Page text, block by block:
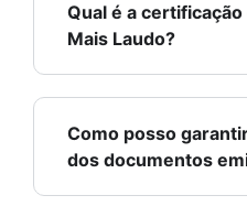
Qual é a
Mais Laudo?
Como posso
dos documentos